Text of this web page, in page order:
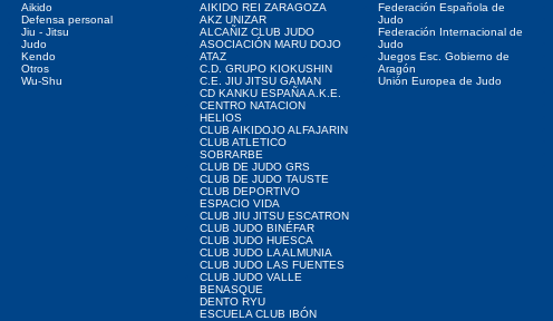
Aikido
Defensa personal
Jiu - Jitsu
Judo
Kendo
Otros
Wu-Shu
AIKIDO REI ZARAGOZA
AKZ UNIZAR
ALCAÑIZ CLUB JUDO
ASOCIACIÓN MARU DOJO
ATAZ
C.D. GRUPO KIOKUSHIN
C.E. JIU JITSU GAMAN
CD KANKU ESPAÑA A.K.E.
CENTRO NATACION
HELIOS
CLUB AIKIDOJO ALFAJARIN
CLUB ATLETICO
SOBRARBE
CLUB DE JUDO GRS
CLUB DE JUDO TAUSTE
CLUB DEPORTIVO
ESPACIO VIDA
CLUB JIU JITSU ESCATRON
CLUB JUDO BINÉFAR
CLUB JUDO HUESCA
CLUB JUDO LA ALMUNIA
CLUB JUDO LAS FUENTES
CLUB JUDO VALLE
BENASQUE
DENTO RYU
ESCUELA CLUB IBÓN
Federación Española de
Judo
Federación Internacional de
Judo
Juegos Esc. Gobierno de
Aragón
Unión Europea de Judo